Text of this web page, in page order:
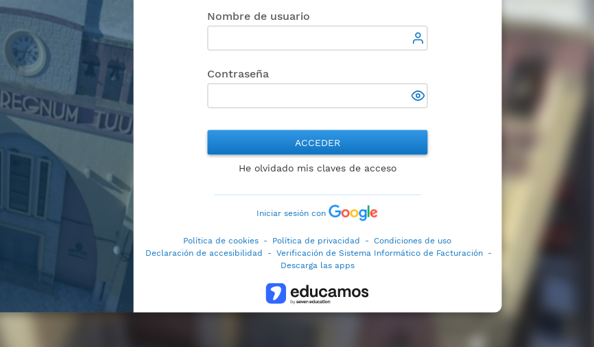
Nombre de usuario
Contraseña
ACCEDER
He olvidado mis claves de acceso
Iniciar sesión con
Política de cookies - Política de privacidad - Condiciones de uso
Declaración de accesibilidad
- Verificación de Sistema Informático de Facturación -
Descarga las apps